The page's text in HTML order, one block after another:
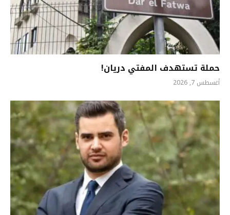
حملة تستهدف المفتي دريان!
أغسطس 7, 2026